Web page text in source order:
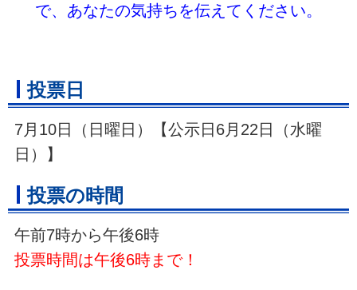
で、あなたの気持ちを伝えてください。
投票日
7月10日（日曜日）【公示日6月22日（水曜
日）】
投票の時間
午前7時から午後6時
投票時間は午後6時まで！